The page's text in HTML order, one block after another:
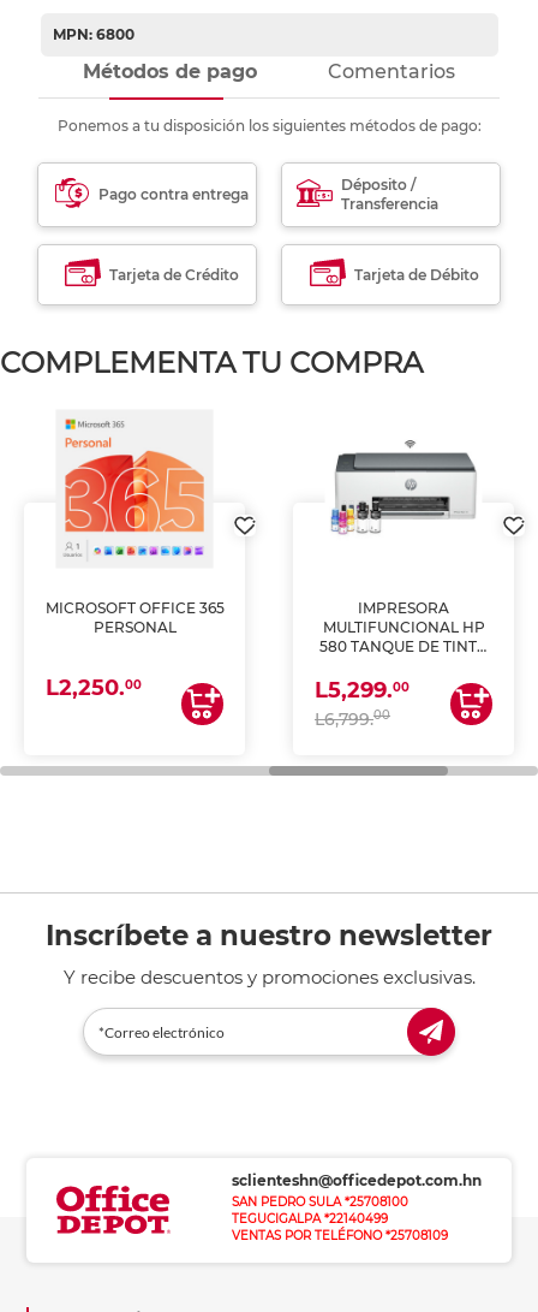
MPN: 6800
Métodos de pago Comentarios
Ponemos a tu disposición los siguientes métodos de pago:
Pago contra entrega
Déposito /
Transferencia
Tarjeta de Crédito Tarjeta de Débito
COMPLEMENTA TU COMPRA
MICROSOFT OFFICE 365
PERSONAL
L2,250.00
IMPRESORA
MULTIFUNCIONAL HP
580 TANQUE DE TINTA
ESCANEA)
L5,299.00
L6,799.00
Inscríbete a nuestro newsletter
Y recibe descuentos y promociones exclusivas.
sclienteshn@officedepot.com.hn
SAN PEDRO SULA *25708100
TEGUCIGALPA *22140499
VENTAS POR TELÉFONO *25708109